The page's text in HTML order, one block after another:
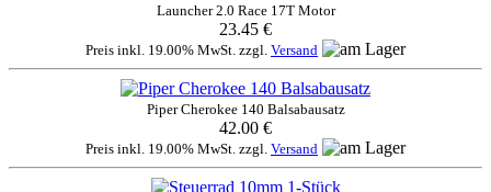
Launcher 2.0 Race 17T Motor
23.45 €
Preis inkl. 19.00% MwSt. zzgl. Versand
Piper Cherokee 140 Balsabausatz
42.00 €
Preis inkl. 19.00% MwSt. zzgl. Versand